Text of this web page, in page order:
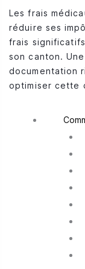
Les frais
réduire ses
frais
son canton.
documentation
optimiser cette